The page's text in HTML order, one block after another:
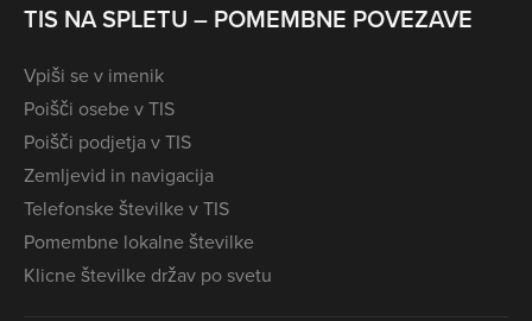
TIS NA SPLETU – POMEMBNE POVEZAVE
Vpiši se v imenik
Poišči osebe v TIS
Poišči podjetja v TIS
Zemljevid in navigacija
Telefonske številke v TIS
Pomembne lokalne številke
Klicne številke držav po svetu